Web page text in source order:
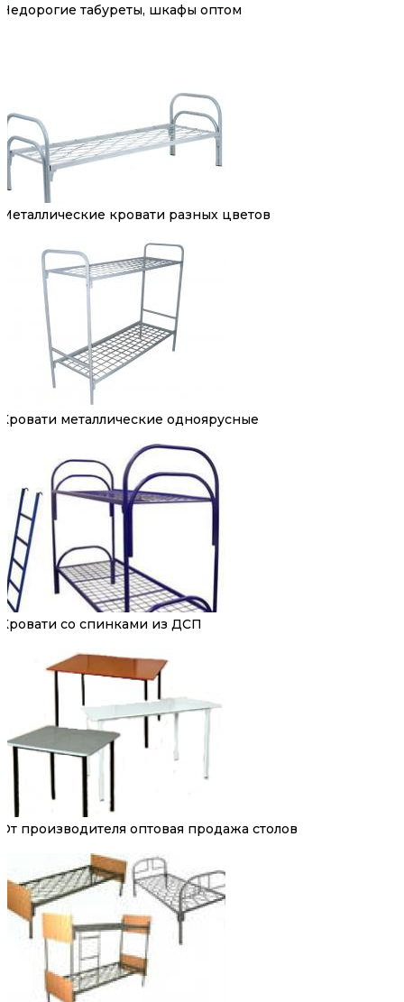
Недорогие табуреты, шкафы оптом
Металлические кровати разных цветов
Кровати металлические одноярусные
Кровати со спинками из ДСП
От производителя оптовая продажа столов